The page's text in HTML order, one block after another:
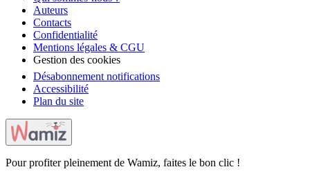
Auteurs
Contacts
Confidentialité
Mentions légales & CGU
Gestion des cookies
Désabonnement notifications
Accessibilité
Plan du site
Pour profiter pleinement de Wamiz, faites le bon clic !